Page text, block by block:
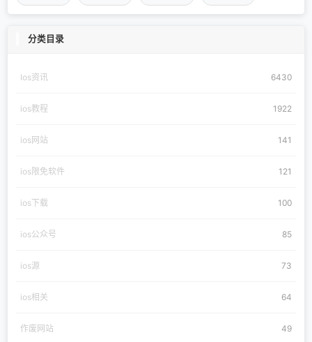
分类目录
Ios资讯 6430
ios教程 1922
ios网站 141
ios限免软件 121
ios下载 100
ios公众号 85
ios源 73
ios相关 64
作废网站 49